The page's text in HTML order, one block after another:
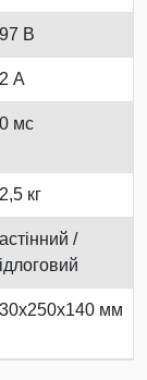
В
А
мс
кг
/
мм